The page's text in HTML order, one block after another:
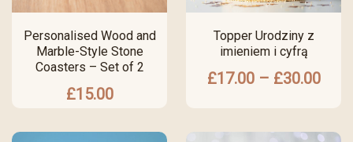
Personalised Wood and
Marble-Style Stone
Coasters – Set of 2
£15.00
Topper Urodziny z
imieniem i cyfrą
£17.00 – £30.00